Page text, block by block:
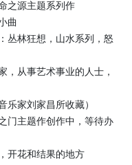
之源主题系列作
曲
丛林狂想，山水系列，怒
，从事艺术事业的人士，
乐家刘家昌所收藏）
门主题作创作中，等待办
开花和结果的地方